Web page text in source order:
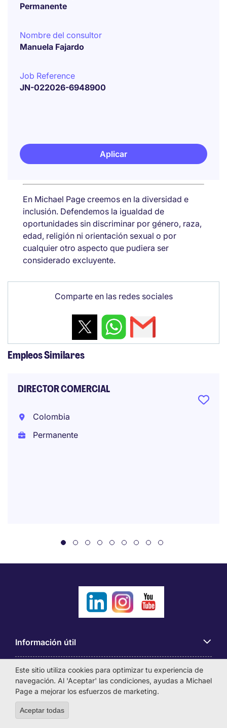
Permanente
Nombre del consultor
Manuela Fajardo
Job Reference
JN-022026-6948900
Aplicar
En Michael Page creemos en la diversidad e
inclusión. Defendemos la igualdad de
oportunidades sin discriminar por género, raza,
edad, religión ni orientación sexual o por
cualquier otro aspecto que pudiera ser
considerado excluyente.
Comparte en las redes sociales
Empleos Similares
DIRECTOR COMERCIAL
Colombia
Permanente
Información útil
Búsqueda de empleo
Empresas
Este sitio utiliza cookies para optimizar tu experiencia de
navegación. Al 'Aceptar' las condiciones, ayudas a Michael
Page a mejorar los esfuerzos de marketing.
Aceptar todas